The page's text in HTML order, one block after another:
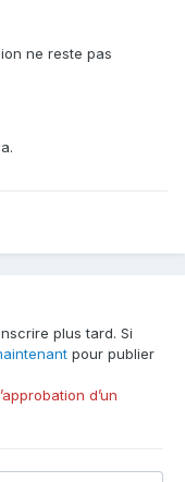
ne reste pas
plus tard. Si
pour publier
d’un